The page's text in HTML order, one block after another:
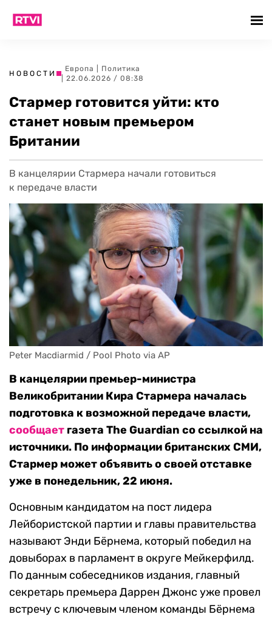
НОВОСТИ
Европа
Политика
| 22.06.2026 / 08:38
Стармер готовится уйти: кто
станет новым премьером
Британии
В канцелярии Стармера начали готовиться
к передаче власти
Peter Macdiarmid / Pool Photo via AP
В канцелярии премьер-министра
Великобритании Кира Стармера началась
подготовка к возможной передаче власти,
сообщает газета The Guardian со ссылкой на
источники. По информации британских СМИ,
Стармер может объявить о своей отставке
уже в понедельник, 22 июня.
Основным кандидатом на пост лидера
Лейбористской партии и главы правительства
называют Энди Бёрнема, который победил на
довыборах в парламент в округе Мейкерфилд.
По данным собеседников издания, главный
секретарь премьера Даррен Джонс уже провел
встречу с ключевым членом команды Бёрнема